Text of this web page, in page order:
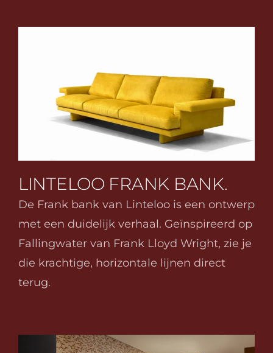
LINTELOO FRANK BANK.
De Frank bank van Linteloo is een ontwerp
met een duidelijk verhaal. Geïnspireerd op
Fallingwater van Frank Lloyd Wright, zie je
die krachtige, horizontale lijnen direct
terug.